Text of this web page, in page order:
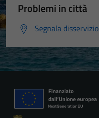
Problemi in città
Segnala disservizio